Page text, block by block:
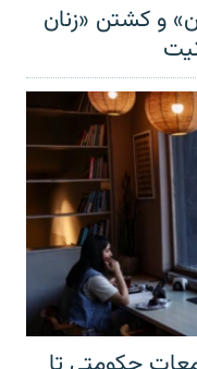
و کشتن «زنان